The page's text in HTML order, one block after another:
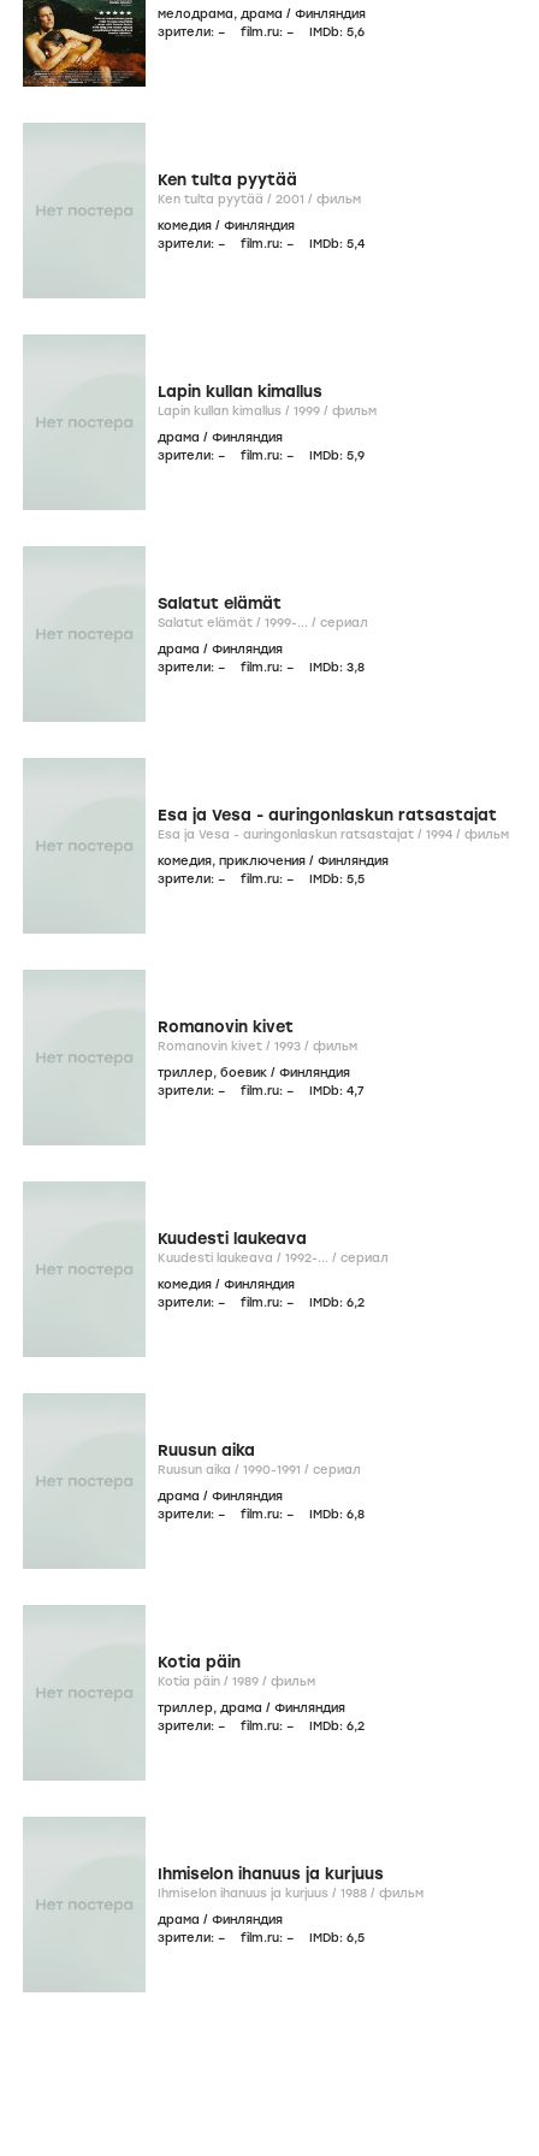
мелодрама, драма / Финляндия
зрители: – film.ru: – IMDb: 5,6
Ken tulta pyytää
Ken tulta pyytää / 2001 / фильм
комедия / Финляндия
зрители: – film.ru: – IMDb: 5,4
Lapin kullan kimallus
Lapin kullan kimallus / 1999 / фильм
драма / Финляндия
зрители: – film.ru: – IMDb: 5,9
Salatut elämät
Salatut elämät / 1999-... / сериал
драма / Финляндия
зрители: – film.ru: – IMDb: 3,8
Esa ja Vesa - auringonlaskun ratsastajat
Esa ja Vesa - auringonlaskun ratsastajat / 1994 / фильм
комедия, приключения / Финляндия
зрители: – film.ru: – IMDb: 5,5
Romanovin kivet
Romanovin kivet / 1993 / фильм
триллер, боевик / Финляндия
зрители: – film.ru: – IMDb: 4,7
Kuudesti laukeava
Kuudesti laukeava / 1992-... / сериал
комедия / Финляндия
зрители: – film.ru: – IMDb: 6,2
Ruusun aika
Ruusun aika / 1990-1991 / сериал
драма / Финляндия
зрители: – film.ru: – IMDb: 6,8
Kotia päin
Kotia päin / 1989 / фильм
триллер, драма / Финляндия
зрители: – film.ru: – IMDb: 6,2
Ihmiselon ihanuus ja kurjuus
Ihmiselon ihanuus ja kurjuus / 1988 / фильм
драма / Финляндия
зрители: – film.ru: – IMDb: 6,5